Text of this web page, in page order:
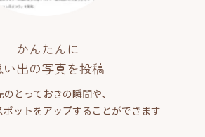
かんたんに
い出の写真を投稿
のとっておきの瞬間や、
ポットをアップすることができます